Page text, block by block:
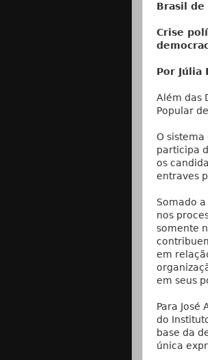
Brasil de
Crise
Por Júlia
Além das
Popular
O
participa
os
entraves
Somado
nos
somente
em
em seus
Para
do
base da
única